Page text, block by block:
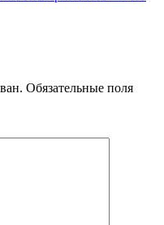
Обязательные поля